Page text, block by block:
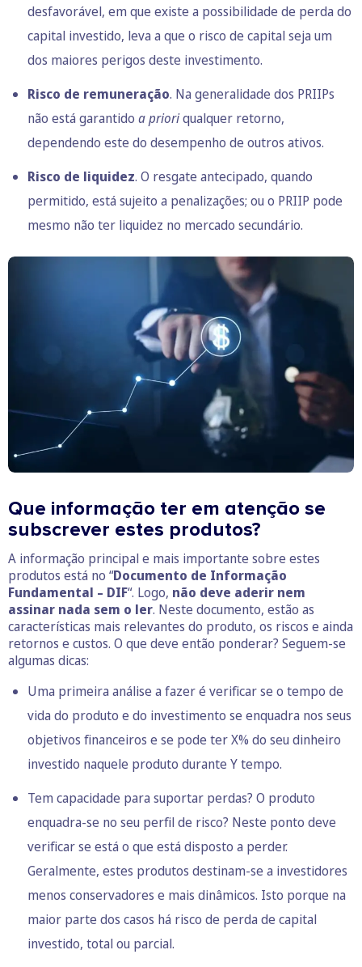
desfavorável, em que existe a possibilidade de perda do
capital investido, leva a que o risco de capital seja um
dos maiores perigos deste investimento.
Risco de remuneração. Na generalidade dos PRIIPs
não está garantido a prioriqualquer retorno,
dependendo este do desempenho de outros ativos.
Risco de liquidez. O resgate antecipado, quando
permitido, está sujeito a penalizações; ou o PRIIP pode
mesmo não ter liquidez no mercado secundário.
Que informação ter em atenção se
subscrever estes produtos?
A informação principal e mais importante sobre estes
produtos está no “Documento de Informação
Fundamental – DIF“. Logo, não deve aderir nem
assinar nada sem o ler. Neste documento, estão as
características mais relevantes do produto, os riscos e ainda
retornos e custos. O que deve então ponderar? Seguem-se
algumas dicas:
Uma primeira análise a fazer é verificar se o tempo de
vida do produto e do investimento se enquadra nos seus
objetivos financeiros e se pode ter X% do seu dinheiro
investido naquele produto durante Y tempo.
Tem capacidade para suportar perdas? O produto
enquadra-se no seu perfil de risco? Neste ponto deve
verificar se está o que está disposto a perder.
Geralmente, estes produtos destinam-se a investidores
menos conservadores e mais dinâmicos. Isto porque na
maior parte dos casos há risco de perda de capital
investido, total ou parcial.